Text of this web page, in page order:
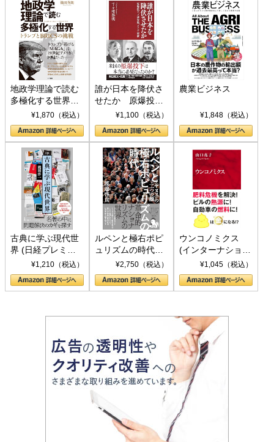
地政学理論で読む
多極化する世界：
トランプとBRICS
の挑戦
¥1,870（税込）
誰が日本を降伏さ
せたか 原爆投
下、ソ連参戦、そ
して聖断 (PHP新
書)
¥1,100（税込）
農業ビジネス
¥1,848（税込）
古典に学ぶ現代世
界 (日経プレミア
シリーズ)¥1,210（税込）
ルペンと極右ポピ
ュリズムの時代：
〈ヤヌス〉の二つ
の顔
¥2,750（税込）
ウンコノミクス
(インターナショナ
ル新書)¥1,045（税込）